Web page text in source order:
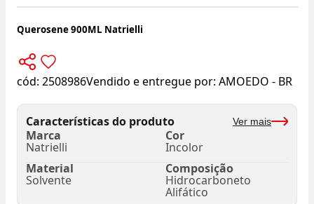
Querosene 900ML Natrielli
cód: 2508986Vendido e entregue por: AMOEDO - BR
Características do produto Ver mais
Marca
Natrielli
Cor
Incolor
Material
Solvente
Composição
Hidrocarboneto
Alifático